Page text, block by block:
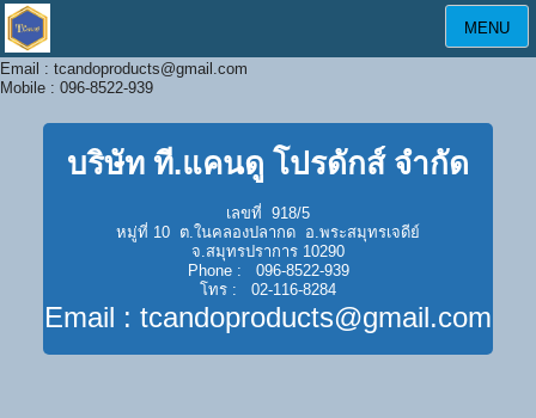
Email : tcandoproducts@gmail.com
Mobile : 096-8522-939
MENU
บริษัท ที.แคนดู โปรดักส์ จำกัด
เลขที่ 918/5
หมู่ที่ 10 ต.ในคลองปลากด อ.พระสมุทรเจดีย์
จ.สมุทรปราการ 10290
Phone : 096-8522-939
โทร : 02-116-8284
Email : tcandoproducts@gmail.com